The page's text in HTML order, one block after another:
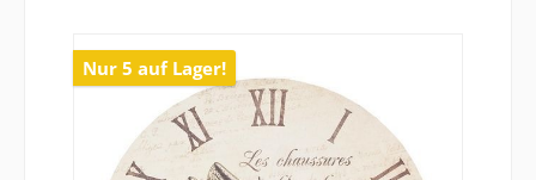
Nur 5 auf Lager!